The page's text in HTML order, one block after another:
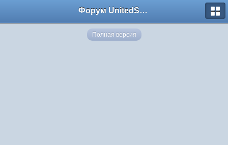
Форум UnitedSouth
Полная версия